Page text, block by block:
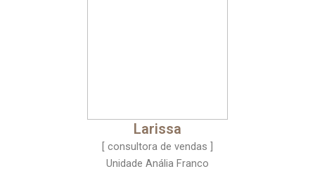
Larissa
[ consultora de vendas ]
Unidade Anália Franco